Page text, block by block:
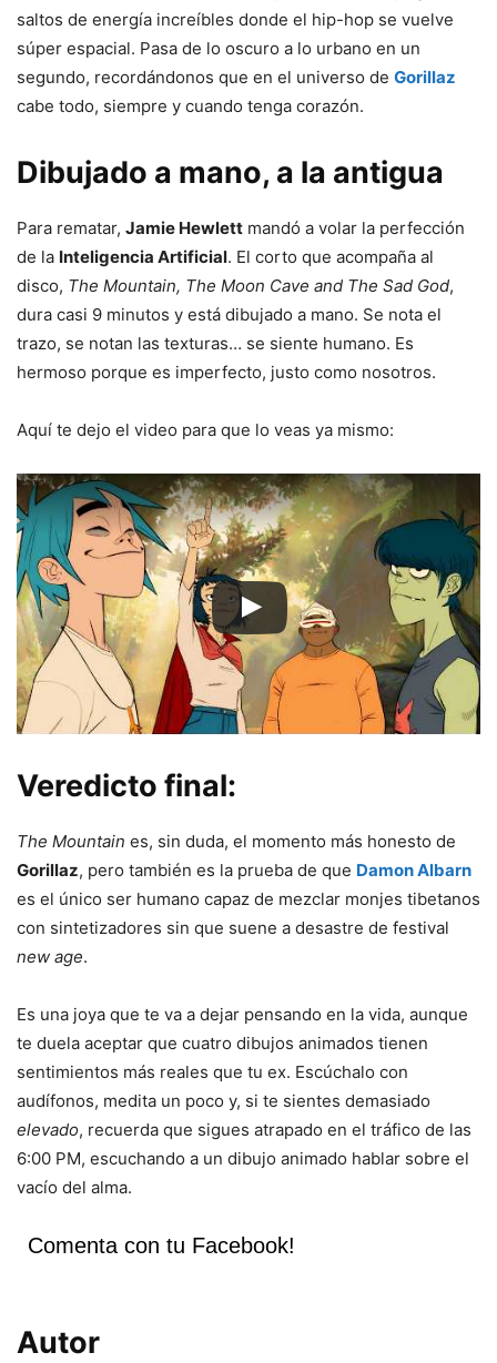
saltos de energía increíbles donde el hip-hop se vuelve
súper espacial. Pasa de lo oscuro a lo urbano en un
segundo, recordándonos que en el universo de Gorillaz
cabe todo, siempre y cuando tenga corazón.
Dibujado a mano, a la antigua
Para rematar, Jamie Hewlett mandó a volar la perfección
de la Inteligencia Artificial. El corto que acompaña al
disco, The Mountain, The Moon Cave and The Sad God,
dura casi 9 minutos y está dibujado a mano. Se nota el
trazo, se notan las texturas… se siente humano. Es
hermoso porque es imperfecto, justo como nosotros.
Aquí te dejo el video para que lo veas ya mismo:
Veredicto final:
The Mountain es, sin duda, el momento más honesto de
Gorillaz, pero también es la prueba de que Damon Albarn
es el único ser humano capaz de mezclar monjes tibetanos
con sintetizadores sin que suene a desastre de festival
new age.
Es una joya que te va a dejar pensando en la vida, aunque
te duela aceptar que cuatro dibujos animados tienen
sentimientos más reales que tu ex. Escúchalo con
audífonos, medita un poco y, si te sientes demasiado
elevado, recuerda que sigues atrapado en el tráfico de las
6:00 PM, escuchando a un dibujo animado hablar sobre el
vacío del alma.
Comenta con tu Facebook!
Autor